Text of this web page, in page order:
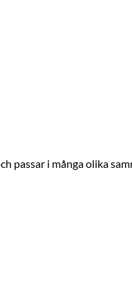
passar i många olika